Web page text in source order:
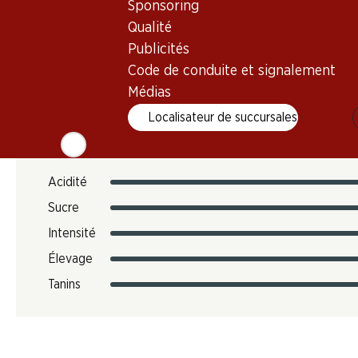
Sponsoring
Qualité
Publicités
Code de conduite et signalement
Médias
Localisateur de succursales
Acidité
Sucre
Intensité
Élevage
Tanins